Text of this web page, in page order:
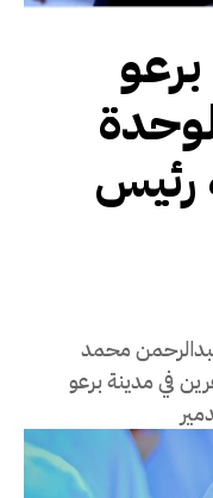
رئيس
عبدالرحمن محمد
في مدينة برعو